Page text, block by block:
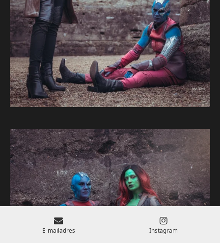
E-mailadres Instagram